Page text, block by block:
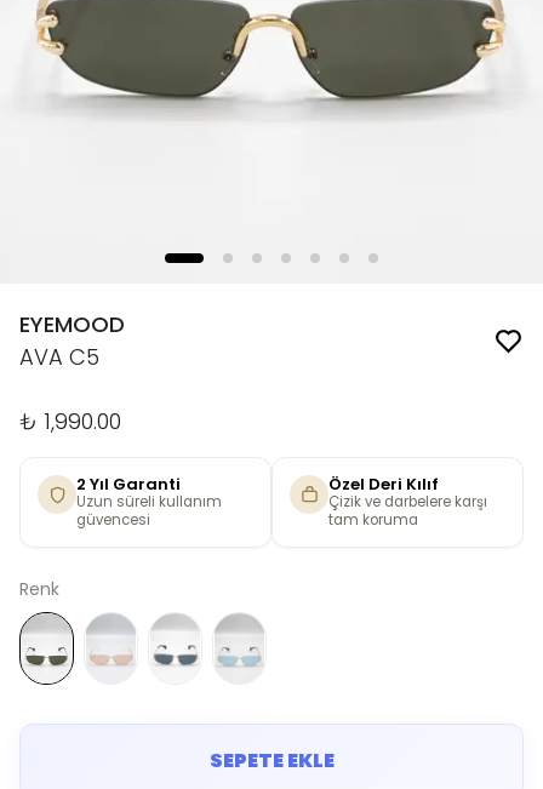
EYEMOOD
AVA C5
₺ 1,990.00
2 Yıl Garanti
Uzun süreli kullanım
güvencesi
Özel Deri Kılıf
Çizik ve darbelere karşı
tam koruma
Renk
SEPETE EKLE